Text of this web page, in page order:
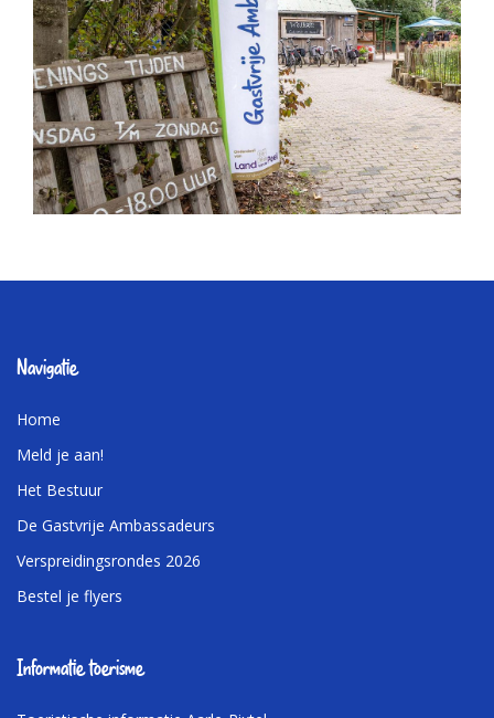
Navigatie
Home
Meld je aan!
Het Bestuur
De Gastvrije Ambassadeurs
Verspreidingsrondes 2026
Bestel je flyers
Informatie toerisme